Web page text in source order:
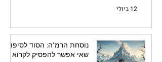
12 ביולי
נוסחת הרמ"ה: הסוד לסיפור
שאי אפשר להפסיק לקרוא